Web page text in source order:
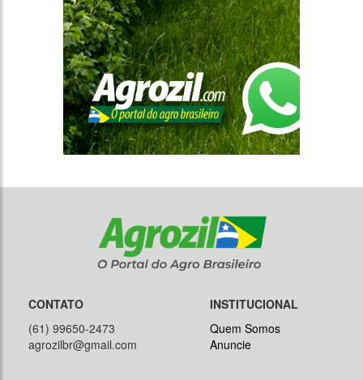
CONTATO
(61) 99650-2473
agrozilbr@gmail.com
INSTITUCIONAL
Quem Somos
Anuncie